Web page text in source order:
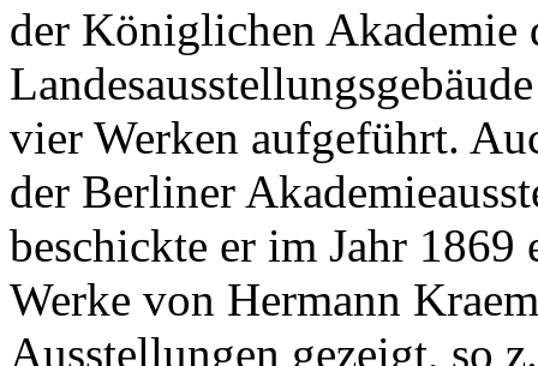
der Königlichen
vier Werken aufgeführt.
der Berliner
beschickte er im Jahr
Werke von Hermann
Ausstellungen gezeigt, so